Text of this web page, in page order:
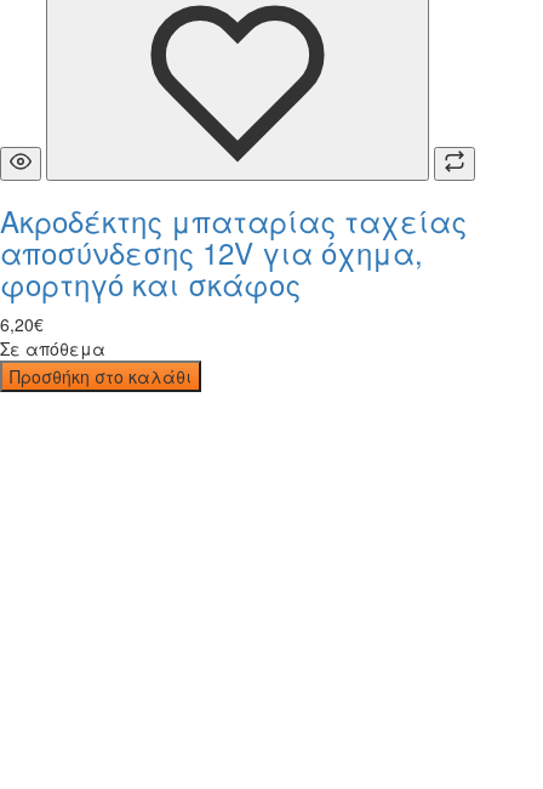
Ακροδέκτης μπαταρίας ταχείας
αποσύνδεσης 12V για όχημα,
φορτηγό και σκάφος
6,20€
Σε απόθεμα
Προσθήκη στο καλάθι